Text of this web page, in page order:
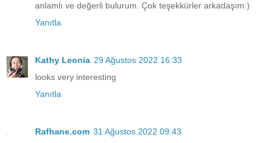
anlamlı ve değerli bulurum. Çok teşekkürler arkadaşım:)
Yanıtla
Kathy Leonia 29 Ağustos 2022 16:33
looks very interesting
Yanıtla
Rafhane.com 31 Ağustos 2022 09:43